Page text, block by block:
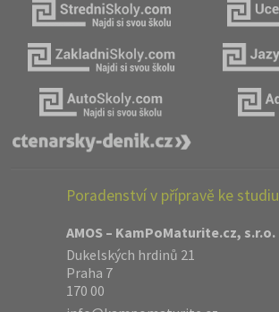
Poradenství v přípravě ke studiu
AMOS – KamPoMaturite.cz, s.r.o.
Dukelských hrdinů 21
Praha 7
170 00